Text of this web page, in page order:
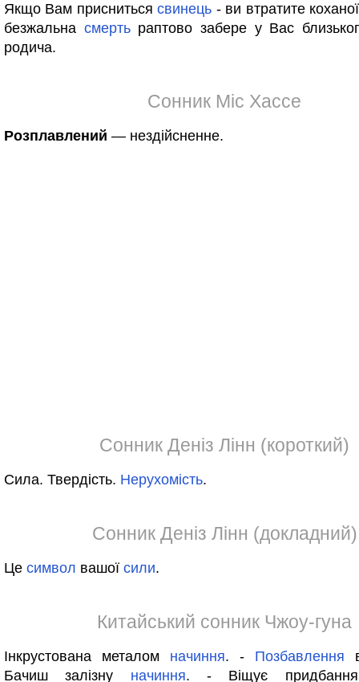
Якщо Вам приснитьсясвинець - ви втратите
безжальна смертьраптово забере у Вас
родича.
Сонник Міс Хассе
Розплавлений — нездійсненне.
Сонник Деніз Лінн (короткий)
Сила. Твердість. Нерухомість.
Сонник Деніз Лінн (докладний)
Це символ вашої сили.
Китайський сонник Чжоу-гуна
Інкрустована металом начиння. - Позбавлення
Бачиш залізну начиння. - Віщує придбання